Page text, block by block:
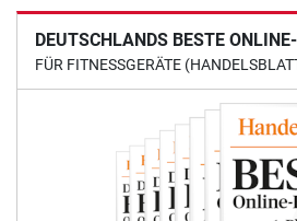
DEUTSCHLANDS BESTE
FÜR FITNESSGERÄTE